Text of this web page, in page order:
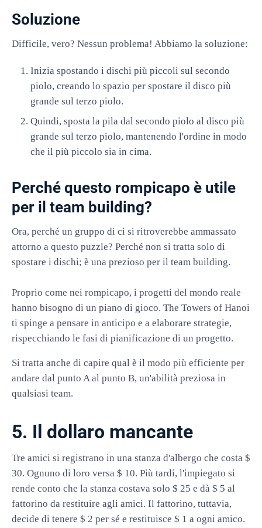
Soluzione
Difficile, vero? Nessun problema! Abbiamo la soluzione:
Inizia spostando i dischi più piccoli sul secondo
piolo, creando lo spazio per spostare il disco più
grande sul terzo piolo.
Quindi, sposta la pila dal secondo piolo al disco più
grande sul terzo piolo, mantenendo l'ordine in modo
che il più piccolo sia in cima.
Perché questo rompicapo è utile
per il team building?
Ora, perché un gruppo di ci si ritroverebbe ammassato
attorno a questo puzzle? Perché non si tratta solo di
spostare i dischi; è una prezioso per il team building.
Proprio come nei rompicapo, i progetti del mondo reale
hanno bisogno di un piano di gioco. The Towers of Hanoi
ti spinge a pensare in anticipo e a elaborare strategie,
rispecchiando le fasi di pianificazione di un progetto.
Si tratta anche di capire qual è il modo più efficiente per
andare dal punto A al punto B, un'abilità preziosa in
qualsiasi team.
5. Il dollaro mancante
Tre amici si registrano in una stanza d'albergo che costa $
30. Ognuno di loro versa $ 10. Più tardi, l'impiegato si
rende conto che la stanza costava solo $ 25 e dà $ 5 al
fattorino da restituire agli amici. Il fattorino, tuttavia,
decide di tenere $ 2 per sé e restituisce $ 1 a ogni amico.